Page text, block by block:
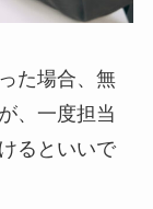
た場合、無
、一度担当
るといいで